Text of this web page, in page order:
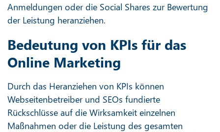
Anmeldungen oder die Social Shares zur Bewertung
der Leistung heranziehen.
Bedeutung von KPIs für das
Online Marketing
Durch das Heranziehen von KPIs können
Webseitenbetreiber und SEOs fundierte
Rückschlüsse auf die Wirksamkeit einzelnen
Maßnahmen oder die Leistung des gesamten